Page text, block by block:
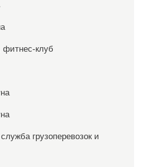
фитнес-клуб
грузоперевозок и